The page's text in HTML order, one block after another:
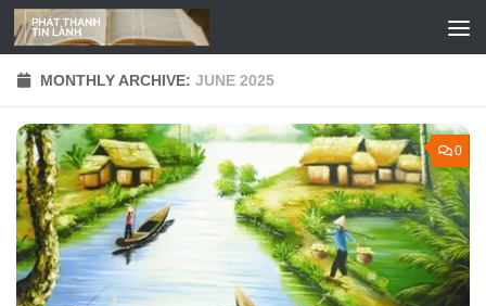
Skip to content
MONTHLY ARCHIVE: JUNE 2025
0